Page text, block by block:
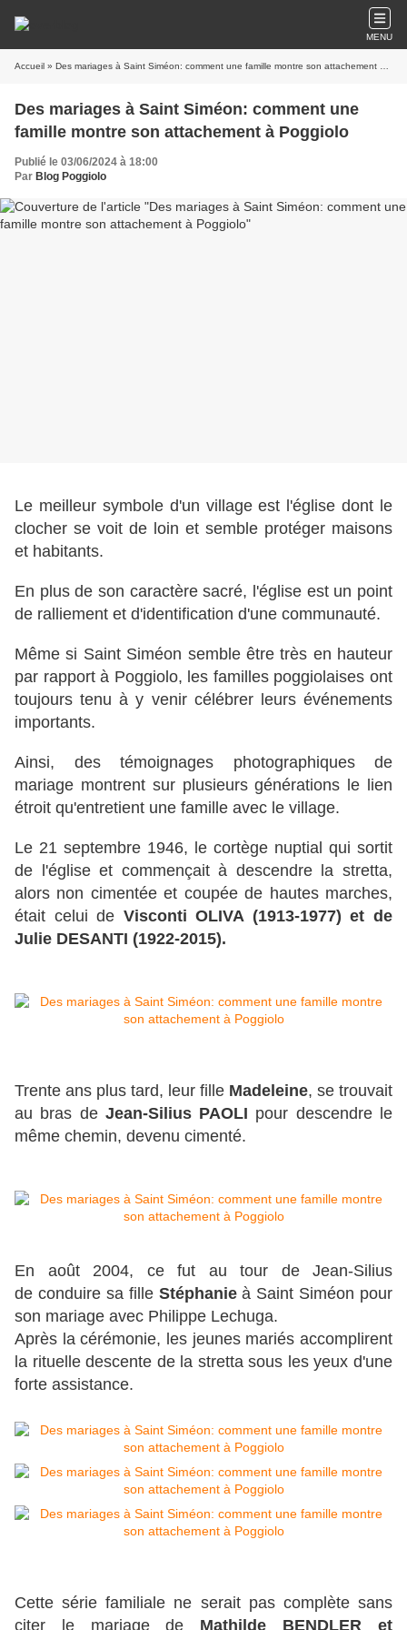
MENU
Accueil » Des mariages à Saint Siméon: comment une famille montre son attachement à Poggiolo
Des mariages à Saint Siméon: comment une
famille montre son attachement à Poggiolo
Publié le 03/06/2024 à 18:00
Par Blog Poggiolo
Le meilleur symbole d'un village est l'église dont le
clocher se voit de loin et semble protéger maisons
et habitants.
En plus de son caractère sacré, l'église est un point
de ralliement et d'identification d'une communauté.
Même si Saint Siméon semble être très en hauteur
par rapport à Poggiolo, les familles poggiolaises ont
toujours tenu à y venir célébrer leurs événements
importants.
Ainsi, des témoignages photographiques de
mariage montrent sur plusieurs générations le lien
étroit qu'entretient une famille avec le village.
Le 21 septembre 1946, le cortège nuptial qui sortit
de l'église et commençait à descendre la stretta,
alors non cimentée et coupée de hautes marches,
était celui de Visconti OLIVA (1913-1977) et de
Julie DESANTI (1922-2015).
Trente ans plus tard, leur fille Madeleine, se trouvait
au bras de Jean-Silius PAOLI pour descendre le
même chemin, devenu cimenté.
En août 2004, ce fut au tour de Jean-Silius
de conduire sa fille Stéphanieà Saint Siméon pour
son mariage avec Philippe Lechuga.
Après la cérémonie, les jeunes mariés accomplirent
la rituelle descente de la stretta sous les yeux d'une
forte assistance.
Cette série familiale ne serait pas complète sans
citer le mariage de Mathilde BENDLER et